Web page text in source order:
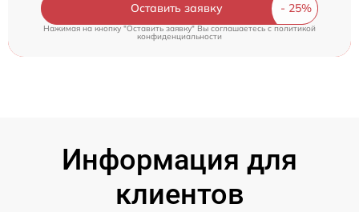
Оставить заявку
Нажимая на кнопку "Оставить заявку" Вы соглашаетесь cполитикой
конфиденциальности
Информация для
клиентов